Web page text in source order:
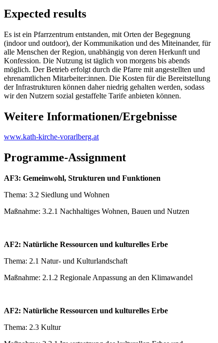
Expected results
Es ist ein Pfarrzentrum entstanden, mit Orten der Begegnung
(indoor und outdoor), der Kommunikation und des Miteinander, für
alle Menschen der Region, unabhängig von deren Herkunft und
Konfession. Die Nutzung ist täglich von morgens bis abends
möglich. Der Betrieb erfolgt durch die Pfarre mit angestellten und
ehrenamtlichen Mitarbeiter:innen. Die Kosten für die Bereitstellung
der Infrastrukturen können daher niedrig gehalten werden, sodass
wir den Nutzern sozial gestaffelte Tarife anbieten können.
Weitere Informationen/Ergebnisse
www.kath-kirche-vorarlberg.at
Programme-Assignment
AF3: Gemeinwohl, Strukturen und Funktionen
Thema: 3.2 Siedlung und Wohnen
Maßnahme: 3.2.1 Nachhaltiges Wohnen, Bauen und Nutzen
AF2: Natürliche Ressourcen und kulturelles Erbe
Thema: 2.1 Natur- und Kulturlandschaft
Maßnahme: 2.1.2 Regionale Anpassung an den Klimawandel
AF2: Natürliche Ressourcen und kulturelles Erbe
Thema: 2.3 Kultur